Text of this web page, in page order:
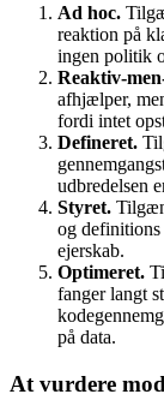
Ad hoc.
reaktion på
ingen politik
Reaktiv-
afhjælper,
fordi intet
Defineret.
udbredelsen
Styret.
og definitions
ejerskab.
Optimeret.
fanger langt
på data.
At vurdere